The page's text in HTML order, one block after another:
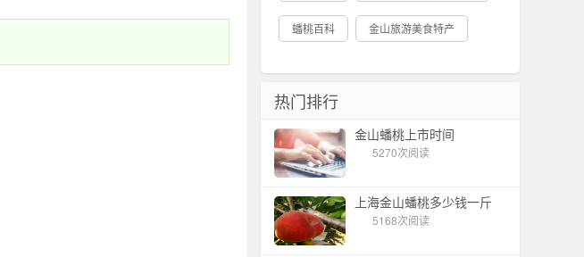
蟠桃百科 金山旅游美食特产
热门排行
金山蟠桃上市时间
5270次阅读
上海金山蟠桃多少钱一斤
5168次阅读